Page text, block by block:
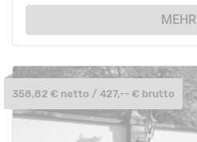
MEHR
358,82 € netto / 427,-- € brutto